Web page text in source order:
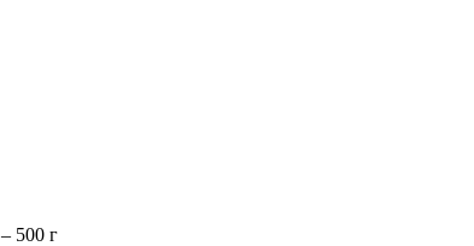
500 г